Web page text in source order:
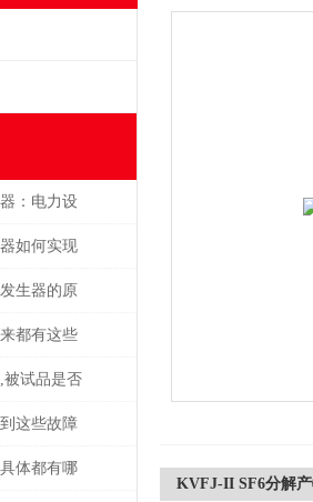
：电力设
如何实现
生器的原
都有这些
被试品是否
这些故障
体都有哪
KVFJ-II SF6分解